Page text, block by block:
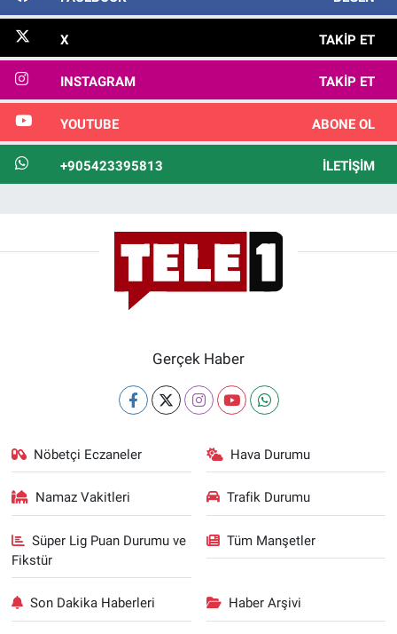
X TAKIP ET
INSTAGRAM TAKIP ET
YOUTUBE ABONE OL
+905423395813 İLETIŞIM
Gerçek Haber
Nöbetçi Eczaneler Hava Durumu
Namaz Vakitleri Trafik Durumu
Süper Lig Puan Durumu ve
Fikstür
Tüm Manşetler
Son Dakika Haberleri Haber Arşivi